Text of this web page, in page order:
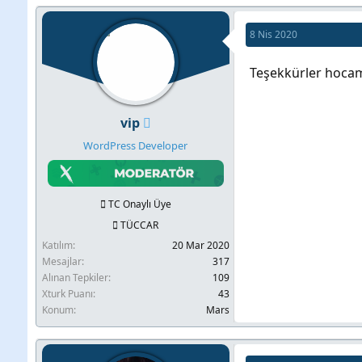
vip
WordPress Developer
TC Onaylı Üye
TÜCCAR
Katılım
20 Mar 2020
Mesajlar
317
Alınan Tepkiler
109
Xturk Puanı
43
Konum
Mars
8 Nis 2020
Teşekkürler